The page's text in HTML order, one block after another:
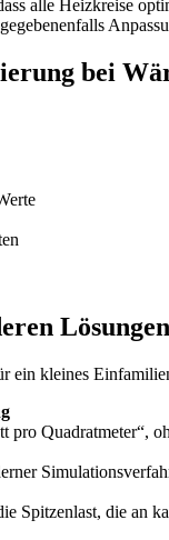
alle Heizkreise
bei
Lösungen
kleines
Spitzenlast, die